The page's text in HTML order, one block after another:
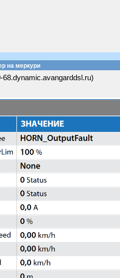
на меркури
68.dynamic.avangarddsl.ru)